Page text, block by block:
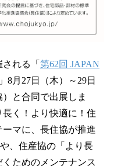
れる「 第62回 JAPAN
」8月27日（木）～29日
）と合同で出展しま
く！より快適に！住
マに、長住協が推進
、住産協の「より長
ためのメンテナンス